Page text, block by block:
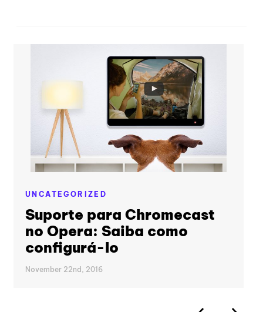
UNCATEGORIZED
Suporte para Chromecast
no Opera: Saiba como
configurá-lo
November 22nd, 2016